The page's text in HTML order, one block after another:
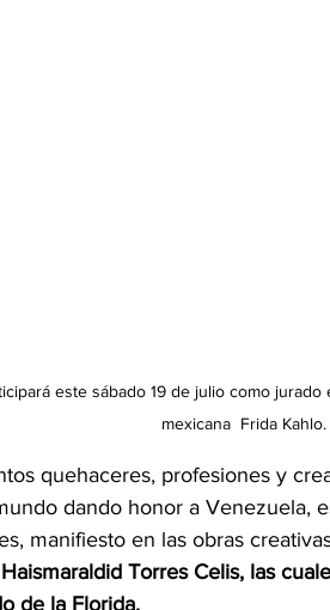
este sábado 19 de julio como jurado
mexicana  Frida
quehaceres, profesiones y
dando honor a Venezuela,
manifiesto en las obras
Torres Celis, las
de la Florida.